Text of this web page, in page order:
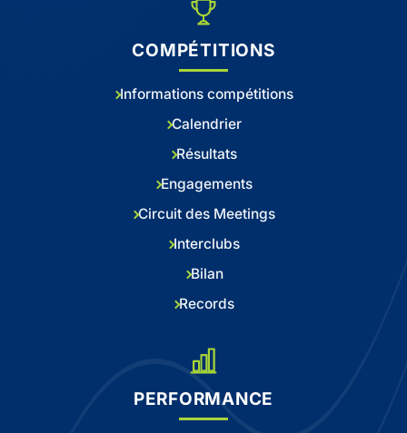
COMPÉTITIONS
Informations compétitions
Calendrier
Résultats
Engagements
Circuit des Meetings
Interclubs
Bilan
Records
PERFORMANCE